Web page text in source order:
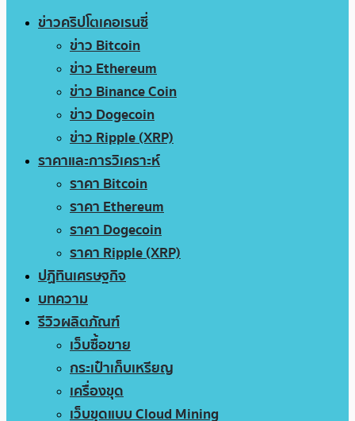
ข่าวคริปโตเคอเรนซี่
ข่าว Bitcoin
ข่าว Ethereum
ข่าว Binance Coin
ข่าว Dogecoin
ข่าว Ripple (XRP)
ราคาและการวิเคราะห์
ราคา Bitcoin
ราคา Ethereum
ราคา Dogecoin
ราคา Ripple (XRP)
ปฏิทินเศรษฐกิจ
บทความ
รีวิวผลิตภัณฑ์
เว็บซื้อขาย
กระเป๋าเก็บเหรียญ
เครื่องขุด
เว็บขุดแบบ Cloud Mining